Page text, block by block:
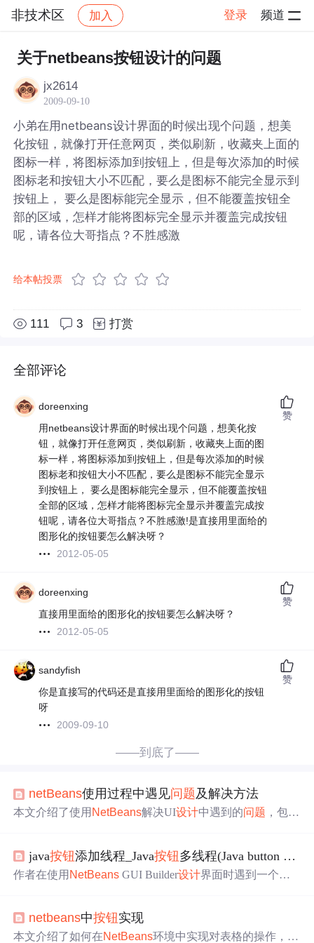
非技术区 加入 登录 频道
社区 非技术区 帖子详情
关于netbeans按钮设计的问题
jx2614
2009-09-10
小弟在用netbeans设计界面的时候出现个问题，想美
化按钮，就像打开任意网页，类似刷新，收藏夹上面的
图标一样，将图标添加到按钮上，但是每次添加的时候
图标老和按钮大小不匹配，要么是图标不能完全显示到
按钮上， 要么是图标能完全显示，但不能覆盖按钮全
部的区域，怎样才能将图标完全显示并覆盖完成按钮
呢，请各位大哥指点？不胜感激
给本帖投票
111 3 打赏
全部评论
doreenxing
用netbeans设计界面的时候出现个问题，想美化按
钮，就像打开任意网页，类似刷新，收藏夹上面的图
标一样，将图标添加到按钮上，但是每次添加的时候
图标老和按钮大小不匹配，要么是图标不能完全显示
到按钮上， 要么是图标能完全显示，但不能覆盖按钮
全部的区域，怎样才能将图标完全显示并覆盖完成按
钮呢，请各位大哥指点？不胜感激!是直接用里面给的
图形化的按钮要怎么解决呀？
2012-05-05
赞
doreenxing
直接用里面给的图形化的按钮要怎么解决呀？
2012-05-05
赞
sandyfish
你是直接写的代码还是直接用里面给的图形化的按钮
呀
2009-09-10
赞
——到底了——
netBeans使用过程中遇见问题及解决方法
本文介绍了使用 NetBeans解决UI设计中遇到的问题 ，包括
java按钮添加线程_Java按钮多线程(Java button multithreading)
作者在使用 NetBeans GUI Builder设计界面时遇到一个问
使界面在方法执行期间仍然响应用户输入的建议。
netbeans中按钮实现
本文介绍了如何在NetBeans环境中实现对表格的操作，包